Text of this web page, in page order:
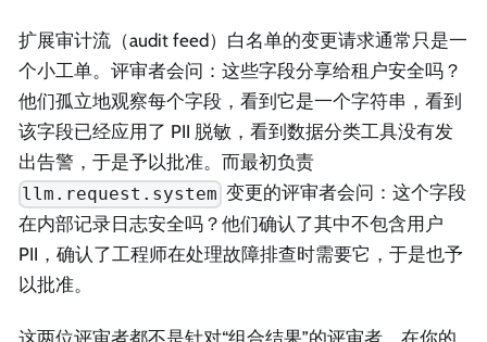
扩展审计流（audit feed）白名单的变更请求通常只是一
个小工单。评审者会问：这些字段分享给租户安全吗？
他们孤立地观察每个字段，看到它是一个字符串，看到
该字段已经应用了 PII 脱敏，看到数据分类工具没有发
出告警，于是予以批准。而最初负责
llm.request.system 变更的评审者会问：这个字段
在内部记录日志安全吗？他们确认了其中不包含用户
PII，确认了工程师在处理故障排查时需要它，于是也予
以批准。